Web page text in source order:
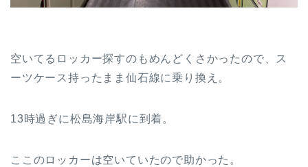
空いてるロッカー探すのもめんどくさかったので、ス
ーツケース持ったまま仙石線に乗り換え。
13時過ぎに松島海岸駅に到着。
ここのロッカーは空いていたので助かった。